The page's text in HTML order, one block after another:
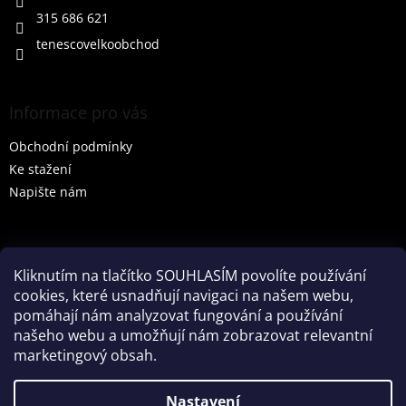
Kliknutím na tlačítko SOUHLASÍM povolíte používání
cookies, které usnadňují navigaci na našem webu,
pomáhají nám analyzovat fungování a používání
našeho webu a umožňují nám zobrazovat relevantní
marketingový obsah.
Nastavení
315 686 621
tenescovelkoobchod
Informace pro vás
Obchodní podmínky
Ke stažení
Napište nám
HLEDAT